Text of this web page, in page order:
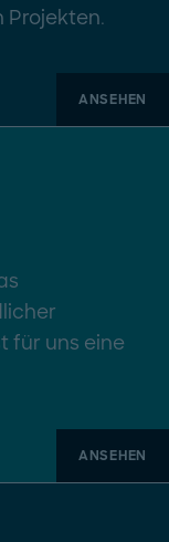
ANSEHEN
für uns eine
ANSEHEN